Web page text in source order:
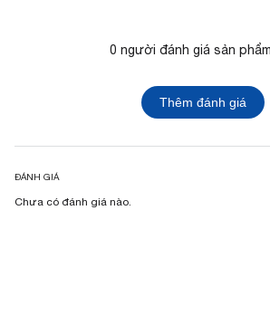
0 người đánh giá sản
Thêm đánh giá
ĐÁNH GIÁ
Chưa có đánh giá nào.